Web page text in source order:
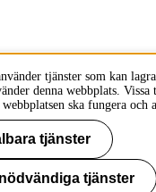
KTH
tjänster som kan
denna webbplats. Vissa
ska fungera och
tjänster
tjänster